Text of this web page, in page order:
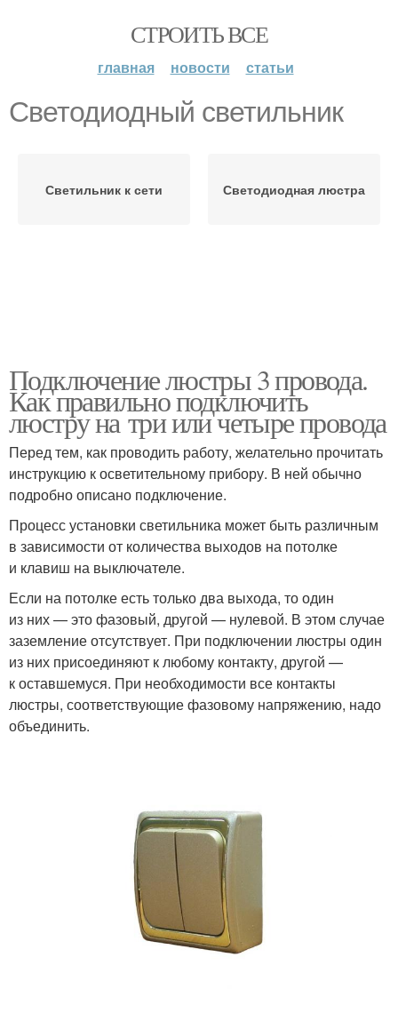
СТРОИТЬ ВСЕ
главная новости статьи
Светодиодный светильник
Светильник к сети Светодиодная люстра
Подключение люстры 3 провода.
Как правильно подключить
люстру на три или четыре провода
Перед тем, как проводить работу, желательно прочитать
инструкцию к осветительному прибору. В ней обычно
подробно описано подключение.
Процесс установки светильника может быть различным
в зависимости от количества выходов на потолке
и клавиш на выключателе.
Если на потолке есть только два выхода, то один
из них — это фазовый, другой — нулевой. В этом случае
заземление отсутствует. При подключении люстры один
из них присоединяют к любому контакту, другой —
к оставшемуся. При необходимости все контакты
люстры, соответствующие фазовому напряжению, надо
объединить.